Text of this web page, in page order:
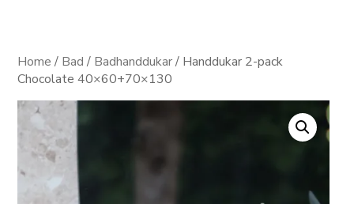
Home / Bad / Badhanddukar/ Handdukar 2-pack
Chocolate 40×60+70×130